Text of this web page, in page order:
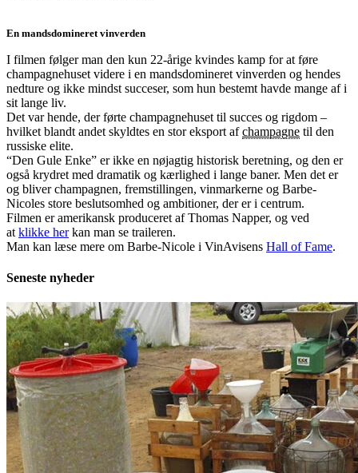
En mandsdomineret vinverden
I filmen følger man den kun 22-årige kvindes kamp for at føre
champagnehuset videre i en mandsdomineret vinverden og hendes
nedture og ikke mindst succeser, som hun bestemt havde mange af i
sit lange liv.
Det var hende, der førte champagnehuset til succes og rigdom –
hvilket blandt andet skyldtes en stor eksport afchampagne til den
russiske elite.
“Den Gule Enke” er ikke en nøjagtig historisk beretning, og den er
også krydret med dramatik og kærlighed i lange baner. Men det er
og bliver champagnen, fremstillingen, vinmarkerne og Barbe-
Nicoles store beslutsomhed og ambitioner, der er i centrum.
Filmen er amerikansk produceret af Thomas Napper, og ved
at klikke herkan man se traileren.
Man kan læse mere om Barbe-Nicole i VinAvisens Hall of Fame.
Seneste nyheder